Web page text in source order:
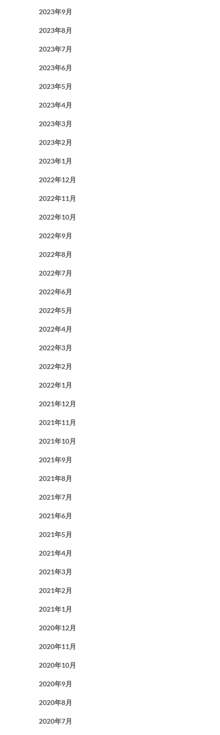
2023年9月
2023年8月
2023年7月
2023年6月
2023年5月
2023年4月
2023年3月
2023年2月
2023年1月
2022年12月
2022年11月
2022年10月
2022年9月
2022年8月
2022年7月
2022年6月
2022年5月
2022年4月
2022年3月
2022年2月
2022年1月
2021年12月
2021年11月
2021年10月
2021年9月
2021年8月
2021年7月
2021年6月
2021年5月
2021年4月
2021年3月
2021年2月
2021年1月
2020年12月
2020年11月
2020年10月
2020年9月
2020年8月
2020年7月